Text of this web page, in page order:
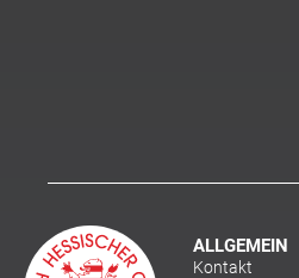
ALLGEMEIN
Kontakt